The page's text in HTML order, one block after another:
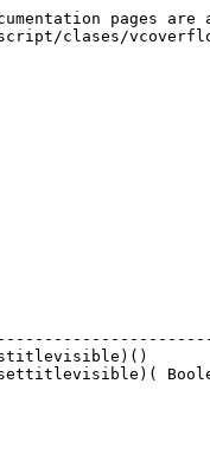
pages are
clases/